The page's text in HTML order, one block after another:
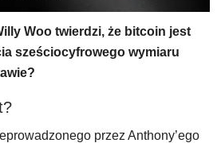
Woo twierdzi, że bitcoin jest
sześciocyfrowego wymiaru
przez Anthony’ego